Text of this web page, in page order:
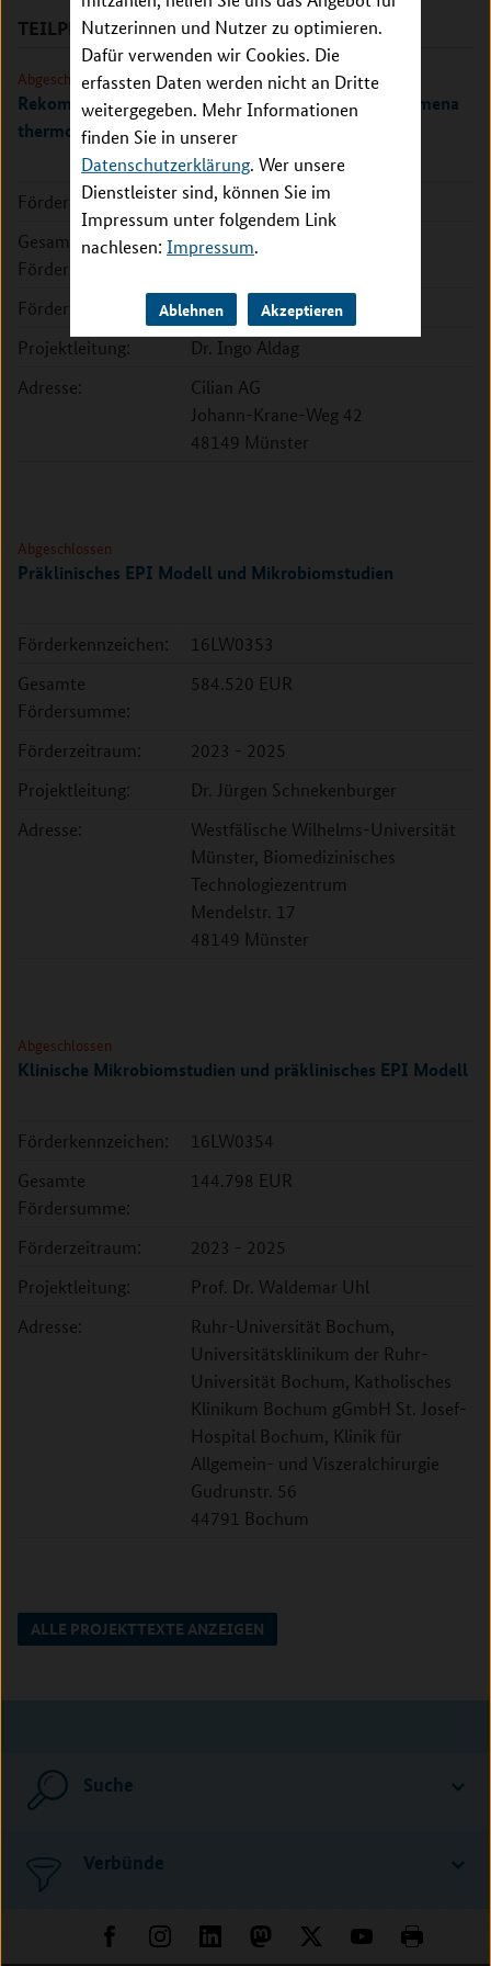
Nutzerinnen und Nutzer zu optimieren.
Dafür verwenden wir Cookies. Die
erfassten Daten werden nicht an Dritte
weitergegeben. Mehr Informationen
finden Sie in unserer
Datenschutzerklärung. Wer unsere
Dienstleister sind, können Sie im
Impressum unter folgendem Link
nachlesen: Impressum.
Ablehnen Akzeptieren
TEILPROJEKTE
Abgeschlossen
Rekombinante Pankreas-Ersatzenzyme aus Tetrahymena
thermophila
Förderkennzeichen:
16LW0352K
Gesamte
Fördersumme:
1.861.991 EUR
Förderzeitraum:
2023 - 2025
Projektleitung:
Dr. Ingo Aldag
Adresse:
Cilian AG
Johann-Krane-Weg 42
48149 Münster
Abgeschlossen
Präklinisches EPI Modell und Mikrobiomstudien
Förderkennzeichen:
16LW0353
Gesamte
Fördersumme:
584.520 EUR
Förderzeitraum:
2023 - 2025
Projektleitung:
Dr. Jürgen Schnekenburger
Adresse:
Westfälische Wilhelms-Universität
Münster, Biomedizinisches
Technologiezentrum
Mendelstr. 17
48149 Münster
Abgeschlossen
Klinische Mikrobiomstudien und präklinisches EPI Modell
Förderkennzeichen:
16LW0354
Gesamte
Fördersumme:
144.798 EUR
Förderzeitraum:
2023 - 2025
Projektleitung:
Prof. Dr. Waldemar Uhl
Adresse:
Ruhr-Universität Bochum,
Universitätsklinikum der Ruhr-
Universität Bochum, Katholisches
Klinikum Bochum gGmbH St. Josef-
Hospital Bochum, Klinik für
Allgemein- und Viszeralchirurgie
Gudrunstr. 56
44791 Bochum
ALLE PROJEKTTEXTE ANZEIGEN
Suche
Verbünde